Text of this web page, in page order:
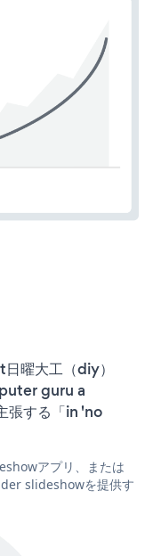
曜大工（diy）
guru a
張する「in 'no
アプリ、または
slideshowを提供す